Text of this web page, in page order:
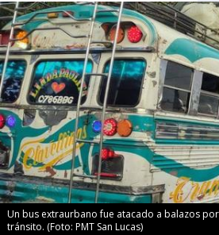
Un bus extraurbano fue atacado a balazos
tránsito. (Foto: PMT San Lucas)